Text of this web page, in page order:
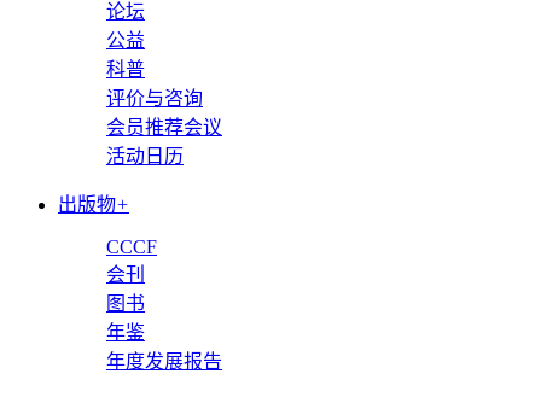
论坛
公益
科普
评价与咨询
会员推荐会议
活动日历
出版物+
CCCF
会刊
图书
年鉴
年度发展报告